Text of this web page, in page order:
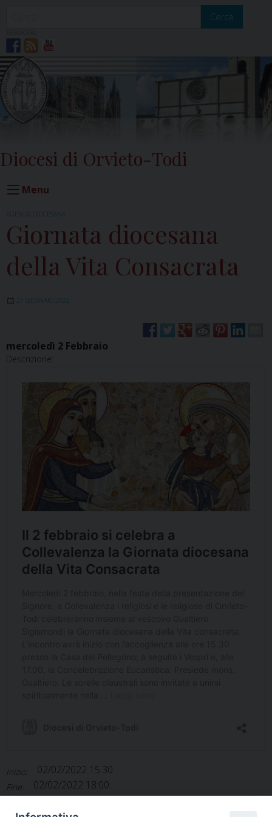
Cerca
Diocesi di Orvieto-Todi
Menu
AGENDA DIOCESANA
Giornata diocesana
della Vita Consacrata
27 GENNAIO 2022
mercoledì 2 Febbraio
Descrizione:
Inizio: 02/02/2022 15:30
Fine: 02/02/2022 18:00
Agenda diocesana